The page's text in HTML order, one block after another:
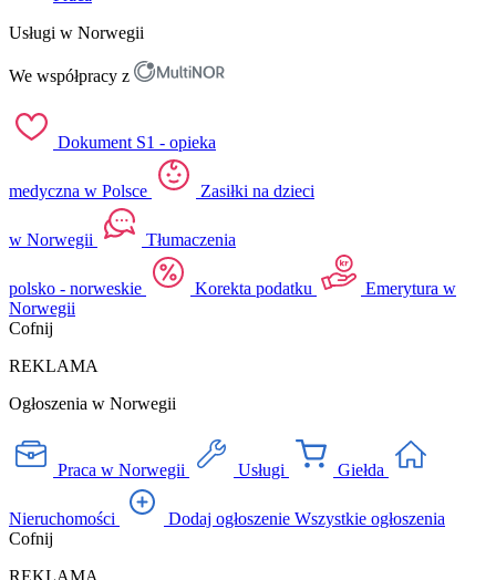
Usługi w Norwegii
We współpracy z
Dokument S1 - opieka
medyczna w Polsce Zasiłki na dzieci
w Norwegii Tłumaczenia
polsko - norweskie Korekta podatku
Emerytura w
Norwegii
Cofnij
REKLAMA
Ogłoszenia w Norwegii
Praca w Norwegii Usługi Giełda
Nieruchomości Dodaj ogłoszenie Wszystkie ogłoszenia
Cofnij
REKLAMA